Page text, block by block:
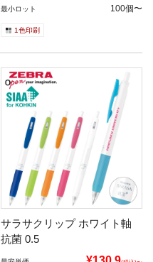
最小ロット 100個〜
1色印刷
サラサクリップ ホワイト軸
抗菌 0.5